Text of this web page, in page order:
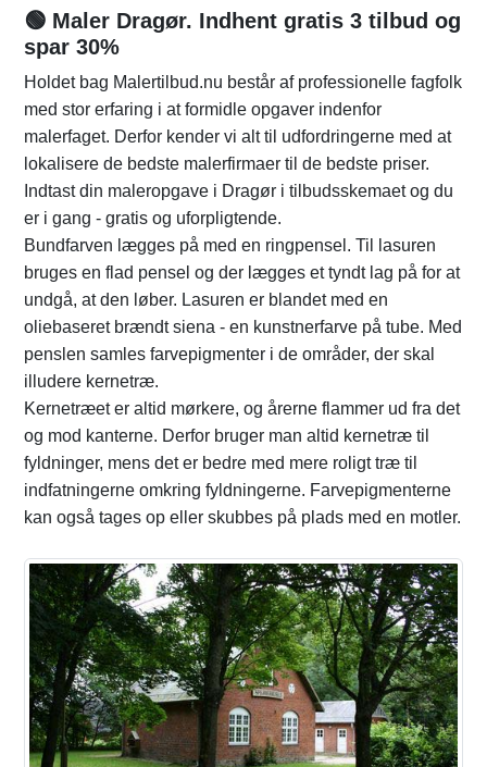
🟢 Maler Dragør. Indhent gratis 3 tilbud og
spar 30%
Holdet bag Malertilbud.nu består af professionelle fagfolk
med stor erfaring i at formidle opgaver indenfor
malerfaget. Derfor kender vi alt til udfordringerne med at
lokalisere de bedste malerfirmaer til de bedste priser.
Indtast din maleropgave i Dragør i tilbudsskemaet og du
er i gang - gratis og uforpligtende.
Bundfarven lægges på med en ringpensel. Til lasuren
bruges en flad pensel og der lægges et tyndt lag på for at
undgå, at den løber. Lasuren er blandet med en
oliebaseret brændt siena - en kunstnerfarve på tube. Med
penslen samles farvepigmenter i de områder, der skal
illudere kernetræ.
Kernetræet er altid mørkere, og årerne flammer ud fra det
og mod kanterne. Derfor bruger man altid kernetræ til
fyldninger, mens det er bedre med mere roligt træ til
indfatningerne omkring fyldningerne. Farvepigmenterne
kan også tages op eller skubbes på plads med en motler.